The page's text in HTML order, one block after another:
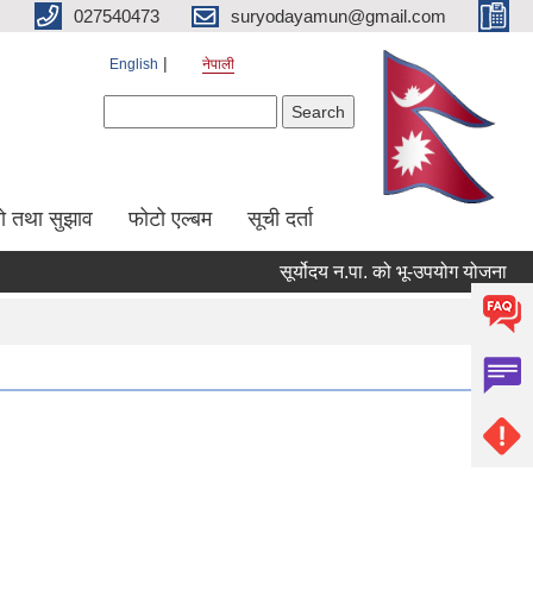
027540473 suryodayamun@gmail.com
English नेपाली
तथा सुझाव फोटो एल्बम सूची दर्ता
सूर्योदय न.पा. को भू-उपयोग योजना